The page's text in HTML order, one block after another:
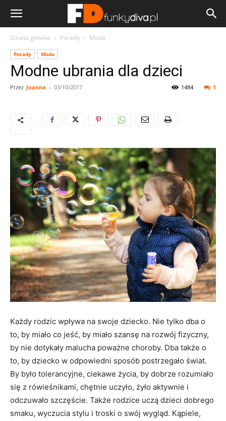
Strona główna Porady Moda
Porady Moda
Modne ubrania dla dzieci
Przez Joanna - 03/10/2017 1
1484
Każdy rodzic wpływa na swoje dziecko. Nie tylko dba o
to, by miało co jeść, by miało szansę na rozwój fizyczny,
by nie dotykały malucha poważne choroby. Dba także o
to, by dziecko w odpowiedni sposób postrzegało świat.
By było tolerancyjne, ciekawe życia, by dobrze rozumiało
się z rówieśnikami, chętnie uczyło, żyło aktywnie i
odczuwało szczęście. Także rodzice uczą dzieci dobrego
smaku, wyczucia stylu i troski o swój wygląd. Kąpiele,